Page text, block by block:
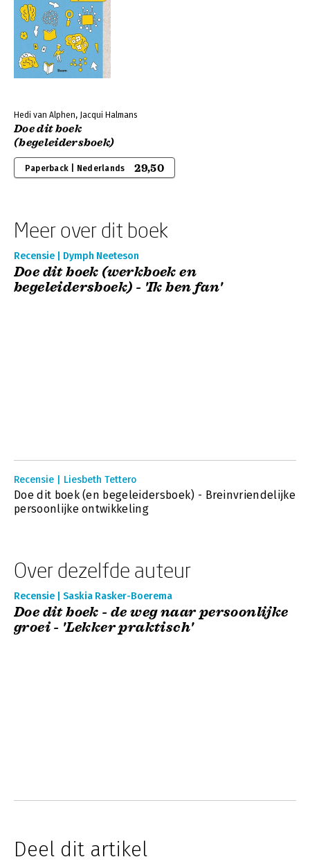
Hedi van Alphen, Jacqui Halmans
Doe dit boek
(begeleidersboek)
Paperback | Nederlands 29,50
Meer over dit boek
Recensie | Dymph Neeteson
Doe dit boek (werkboek en
begeleidersboek) - 'Ik ben fan'
Recensie | Liesbeth Tettero
Doe dit boek (en begeleidersboek) - Breinvriendelijke
persoonlijke ontwikkeling
Over dezelfde auteur
Recensie | Saskia Rasker-Boerema
Doe dit boek - de weg naar persoonlijke
groei - 'Lekker praktisch'
Deel dit artikel